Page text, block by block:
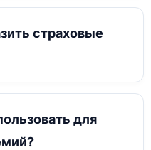
страховые
для